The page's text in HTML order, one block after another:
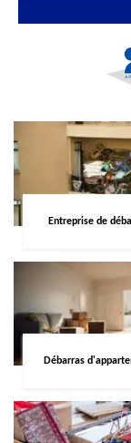
Entreprise de
Débarras